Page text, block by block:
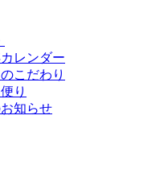
レンダー
こだわり
り
知らせ